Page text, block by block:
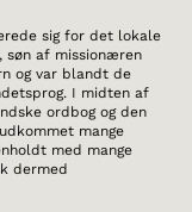
sig for det lokale
søn af missionæren
og var blandt de
I midten af
ordbog og den
mange
med mange
dermed